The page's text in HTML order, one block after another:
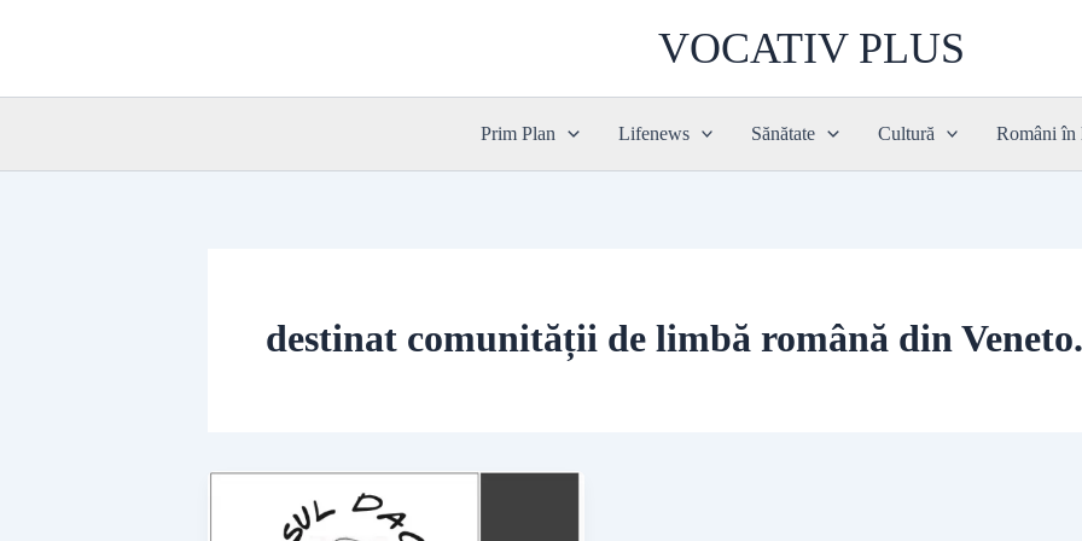
VOCATIV PLUS
Prim Plan Lifenews Sănătate Cultură Români în
destinat comunității de limbă română din Veneto.